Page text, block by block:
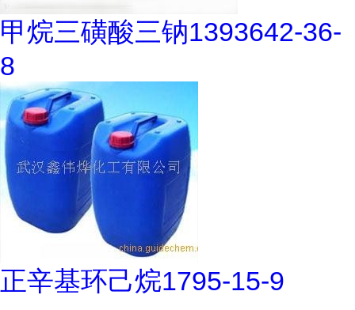
甲烷三磺酸三钠1393642-36-
8
正辛基环己烷1795-15-9